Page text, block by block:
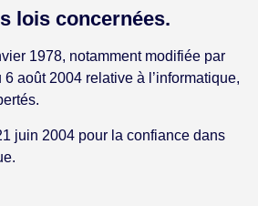
lois concernées.
1978, notamment modifiée par
6 août 2004 relative à l’informatique,
juin 2004 pour la confiance dans